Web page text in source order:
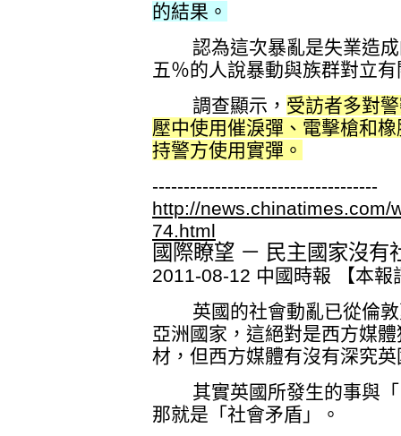
的結果。
認為這次暴亂是失業造成
五％的人說暴動與族群對立有
調查顯示， 受訪者多對
壓中使用催淚彈、電擊槍和
持警方使用實彈。
------------------------------------
http://news.chinatimes.com/
74.html
國際瞭望 － 民主國家沒有
2011-08-12 中國時報 【本報
英國的社會動亂已從倫敦
亞洲國家，這絕對是西方媒
材，但西方媒體有沒有深究
其實英國所發生的事與「
那就是「社會矛盾」。